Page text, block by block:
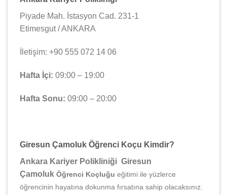
Piyade Mah. İstasyon Cad. 231-1
Etimesgut / ANKARA
İletişim: +90 555 072 14 06
Hafta İçi: 09:00 – 19:00
Hafta Sonu: 09:00 – 20:00
Giresun Çamoluk Öğrenci Koçu Kimdir?
Ankara Kariyer Polikliniği Giresun
Çamoluk Öğrenci Koçluğu eğitimi ile yüzlerce
öğrencinin hayatına dokunma fırsatına sahip olacaksınız.